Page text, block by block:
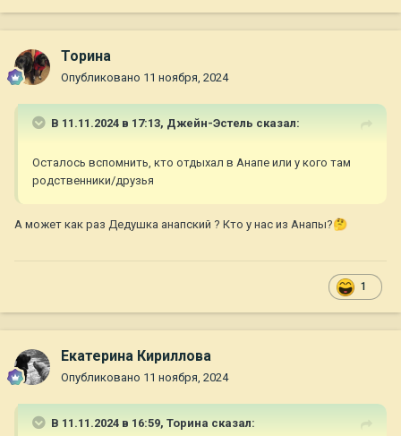
Торина
Опубликовано 11 ноября, 2024
В 11.11.2024 в 17:13, Джейн-Эстель сказал:
Осталось вспомнить, кто отдыхал в Анапе или у кого там
родственники/друзья
А может как раз Дедушка анапский ? Кто у нас из Анапы?🤔
1
Екатерина Кириллова
Опубликовано 11 ноября, 2024
В 11.11.2024 в 16:59, Торина сказал: